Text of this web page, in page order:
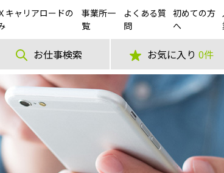
キャリアロードの
事業所一
覧
よくある質
問
初めての方
へ
お仕事検索 お気に入り 0件